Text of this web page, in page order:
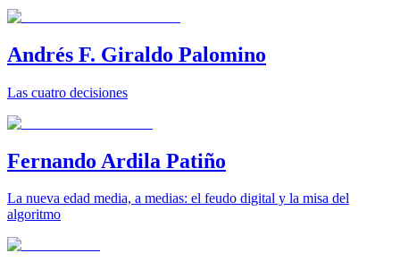
Andrés F. Giraldo Palomino
Las cuatro decisiones
Fernando Ardila Patiño
La nueva edad media, a medias: el feudo digital y la misa del
algoritmo